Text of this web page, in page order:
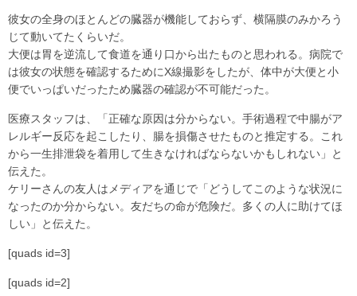
彼女の全身のほとんどの臓器が機能しておらず、横隔膜のみかろう
じて動いてたくらいだ。
大便は胃を逆流して食道を通り口から出たものと思われる。病院で
は彼女の状態を確認するためにX線撮影をしたが、体中が大便と小
便でいっぱいだったため臓器の確認が不可能だった。
医療スタッフは、「正確な原因は分からない。手術過程で中腸がア
レルギー反応を起こしたり、腸を損傷させたものと推定する。これ
から一生排泄袋を着用して生きなければならないかもしれない」と
伝えた。
ケリーさんの友人はメディアを通じで「どうしてこのような状況に
なったのか分からない。友だちの命が危険だ。多くの人に助けてほ
しい」と伝えた。
[quads id=3]
[quads id=2]